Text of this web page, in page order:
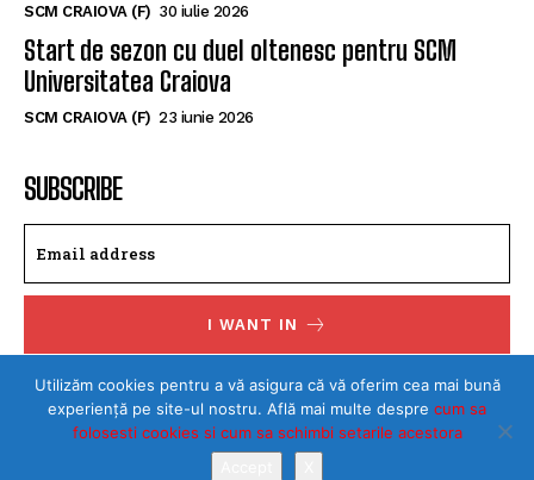
SCM CRAIOVA (F) 30 iulie 2026
Start de sezon cu duel oltenesc pentru SCM
Universitatea Craiova
SCM CRAIOVA (F) 23 iunie 2026
SUBSCRIBE
I WANT IN
I've read and accept thePrivacy Policy.
Utilizăm cookies pentru a vă asigura că vă oferim cea mai bună
experiență pe site-ul nostru. Află mai multe despre cum sa
folosesti cookies si cum sa schimbi setarile acestora